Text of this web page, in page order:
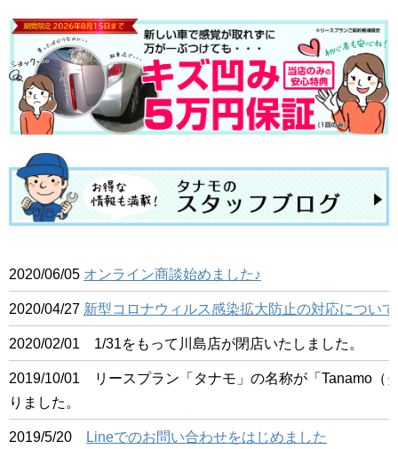
2020/06/05 オンライン商談始めました♪
2020/04/27 新型コロナウィルス感染拡大防止の対応について
2020/02/01 1/31をもって川島店が閉店いたしました。
2019/10/01 リースプラン「タナモ」の名称が「Tanamo（
りました。
2019/5/20 Lineでのお問い合わせをはじめました